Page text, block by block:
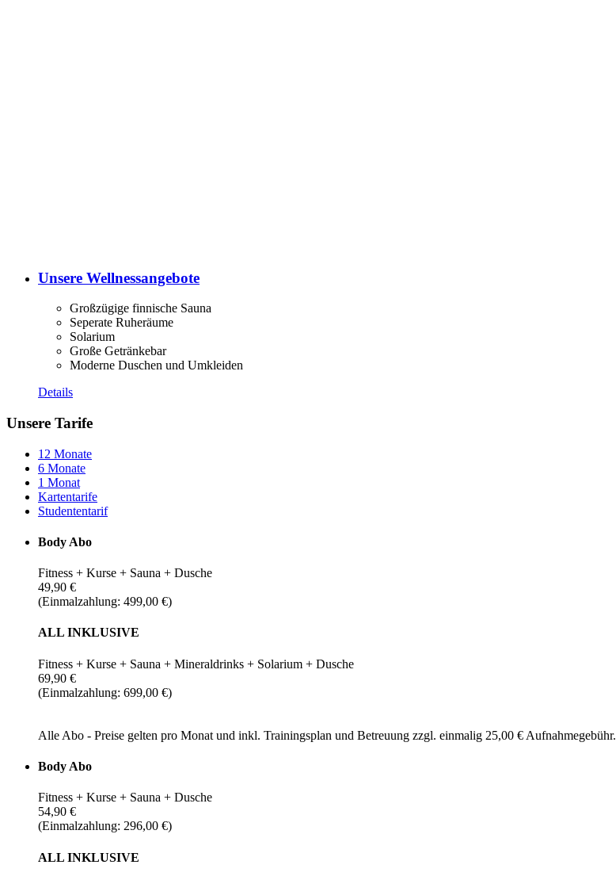
Unsere Wellnessangebote
Großzügige finnische Sauna
Seperate Ruheräume
Solarium
Große Getränkebar
Moderne Duschen und Umkleiden
Details
Unsere Tarife
12 Monate
6 Monate
1 Monat
Kartentarife
Studententarif
Body Abo
Fitness + Kurse + Sauna + Dusche
49,90 €
(Einmalzahlung: 499,00 €)
ALL INKLUSIVE
Fitness + Kurse + Sauna + Mineraldrinks + Solarium + Dusche
69,90 €
(Einmalzahlung: 699,00 €)
Alle Abo - Preise gelten pro Monat und inkl. Trainingsplan und Betreuung zzgl. einmalig 25,00 € Aufnahmegebühr.
Body Abo
Fitness + Kurse + Sauna + Dusche
54,90 €
(Einmalzahlung: 296,00 €)
ALL INKLUSIVE